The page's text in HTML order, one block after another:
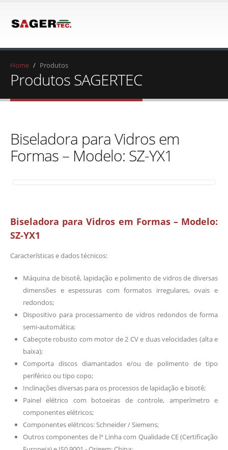
Home / Produtos
Produtos SAGERTEC
Biseladora para Vidros em
Formas – Modelo: SZ-YX1
Biseladora para Vidros em Formas – Modelo:
SZ-YX1
Características e dados técnicos:
Máquina de bisotê, lapidação e polimento de vidros de diversas
dimensões e espessuras com formatos irregulares, ovais e
redondos;
Dispositivo para processamento de vidros redondos de forma
semi-automática;
Cabeçote robusto com motor de 2 CV e duas velocidades (alta e
baixa);
Comporta discos diamantados e/ou de polimento de tipo
periférico ou tipo copo;
Inclinações diversas para os processos de lapidação e bisotê;
Painel elétrico com botoeiras de controle, amperímetro e
componentes elétricos;
Componentes elétricos: Schneider / Siemens;
Outros componentes de lª Linha com Qualidade CE (Certificação